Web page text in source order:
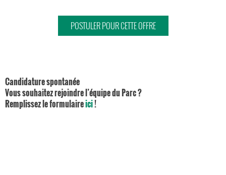
POSTULER POUR CETTE OFFRE
Candidature spontanée
Vous souhaitez rejoindre l’équipe du Parc ?
Remplissez le formulaireici!